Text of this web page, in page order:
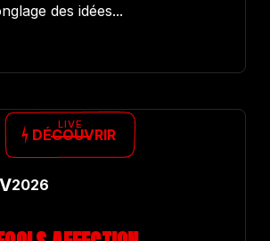
des idées...
LIVE
2026
DÉCOUVRIR